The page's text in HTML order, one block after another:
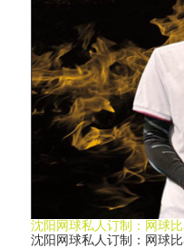
沈阳网球私人订制：网球比
沈阳网球私人订制：网球